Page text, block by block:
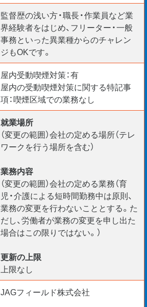
監督歴の浅い方・職長・作業員など業
界経験者をはじめ、フリーター・一般
事務といった異業種からのチャレン
ジもOKです。
屋内受動喫煙対策：有
屋内の受動喫煙対策に関する特記事
項：喫煙区域での業務なし
就業場所
（変更の範囲）会社の定める場所（テレ
ワークを行う場所を含む）
業務内容
（変更の範囲）会社の定める業務（育
児・介護による短時間勤務中は原則、
業務の変更を行わないこととする。た
だし、労働者が業務の変更を申し出た
場合はこの限りではない。）
更新の上限
上限なし
JAGフィールド株式会社